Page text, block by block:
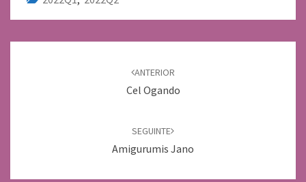
ANTERIOR
Cel Ogando
SEGUINTE
Amigurumis Jano